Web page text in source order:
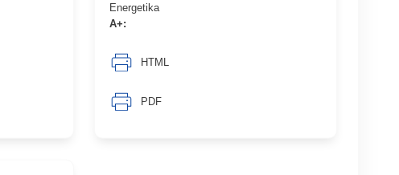
Energetika
A+:
HTML
PDF